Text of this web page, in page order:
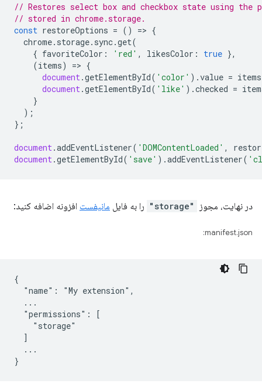
// Restores select box and checkbox state using the
// stored in chrome.storage.
const restoreOptions = () => {
chrome. storage. sync.get(
{ favoriteColor : 'red' , likesColor : true },
(items) => {
document.getElementById( 'color' ).value = items
document.getElementById( 'like' ).checked =
}
);
};
document.addEventListener( 'DOMContentLoaded' ,
document.getElementById( 'save' ).addEventListener(
در نهایت، مجوز "storage" را به فایل مانیفست افزونه اضافه کنید:
manifest.json:
{
  "name": "My extension",
  ...
  "permissions": [
    "storage"
  ]
  ...